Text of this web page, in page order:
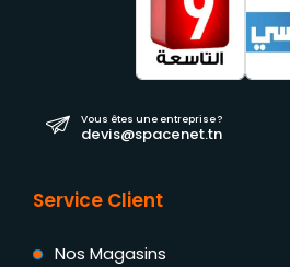
Vous êtes une entreprise ?
devis@spacenet.tn
Service Client
Nos Magasins